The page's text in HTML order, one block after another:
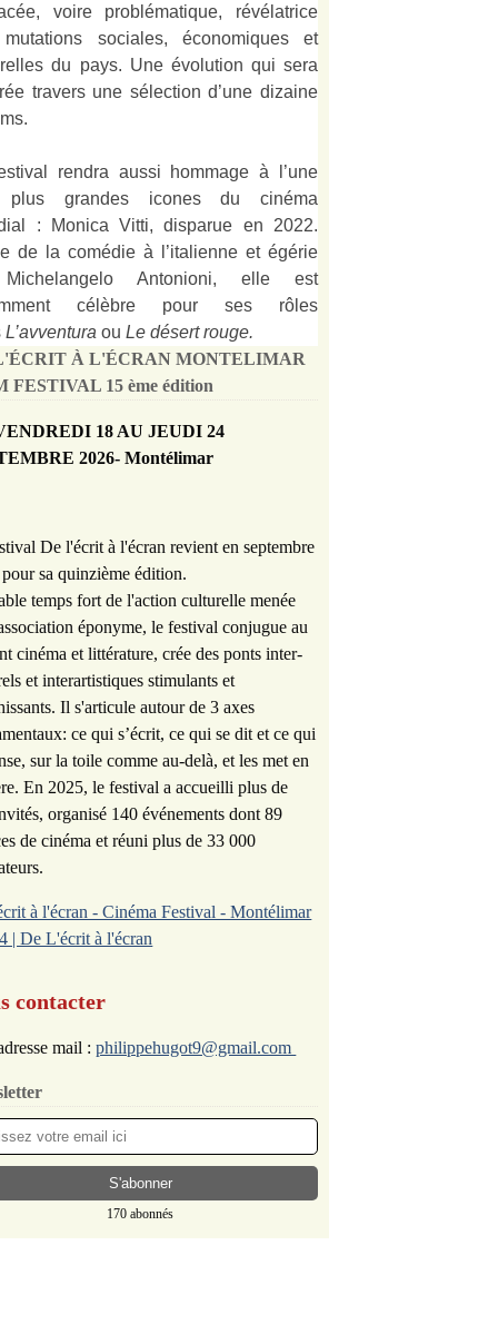
voire problématique, révélatrice
sociales, économiques et
du pays. Une évolution qui sera
travers une sélection d’une dizaine
rendra aussi hommage à l’une
plus grandes icones du cinéma
: Monica Vitti, disparue en 2022.
de la comédie à l’italienne et égérie
Antonioni, elle est
célèbre pour ses rôles
L’avventura ou Le désert rouge.
À L'ÉCRAN MONTELIMAR
FESTIVAL 15 ème édition
18 AU JEUDI 24
2026- Montélimar
De l'écrit à l'écran revient en septembre
sa quinzième édition.
temps fort de l'action culturelle menée
éponyme, le festival conjugue au
cinéma et littérature, crée des ponts inter-
et interartistiques stimulants et
Il s'articule autour de 3 axes
ce qui s’écrit, ce qui se dit et ce qui
sur la toile comme au-delà, et les met en
En 2025, le festival a accueilli plus de
organisé 140 événements dont 89
de cinéma et réuni plus de 33 000
à l'écran - Cinéma Festival - Montélimar
| De L'écrit à l'écran
contacter
mail :philippehugot9@gmail.com
170 abonnés